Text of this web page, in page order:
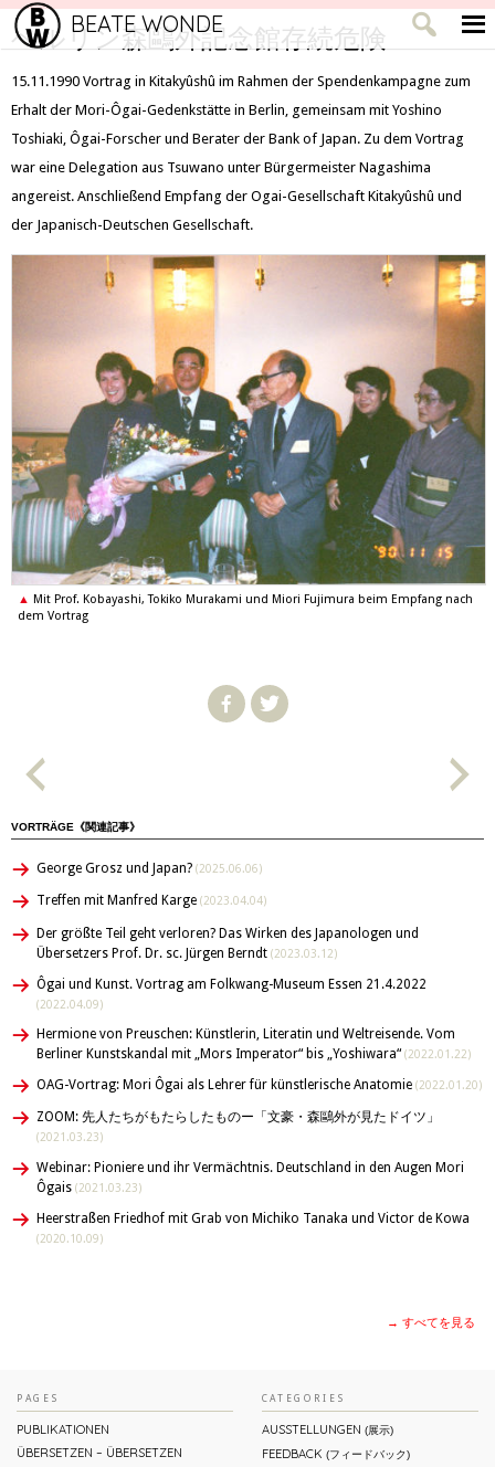
BEATE WONDE
ベルリン森鷗外記念館存続危険
15.11.1990 Vortrag in Kitakyûshû im Rahmen der Spendenkampagne zum
Erhalt der Mori-Ôgai-Gedenkstätte in Berlin, gemeinsam mit Yoshino
Toshiaki, Ôgai-Forscher und Berater der Bank of Japan. Zu dem Vortrag
war eine Delegation aus Tsuwano unter Bürgermeister Nagashima
angereist. Anschließend Empfang der Ogai-Gesellschaft Kitakyûshû und
der Japanisch-Deutschen Gesellschaft.
Mit Prof. Kobayashi, Tokiko Murakami und Miori Fujimura beim Empfang nach
dem Vortrag
VORTRÄGE《関連記事》
George Grosz und Japan? (2025.06.06)
Treffen mit Manfred Karge (2023.04.04)
Der größte Teil geht verloren? Das Wirken des Japanologen und
Übersetzers Prof. Dr. sc. Jürgen Berndt (2023.03.12)
Ôgai und Kunst. Vortrag am Folkwang-Museum Essen 21.4.2022
(2022.04.09)
Hermione von Preuschen: Künstlerin, Literatin und Weltreisende. Vom
Berliner Kunstskandal mit „Mors Imperator“ bis „Yoshiwara“(2022.01.22)
OAG-Vortrag: Mori Ôgai als Lehrer für künstlerische Anatomie (2022.01.20)
ZOOM: 先人たちがもたらしたものー「文豪・森鷗外が⾒たドイツ」
(2021.03.23)
Webinar: Pioniere und ihr Vermächtnis. Deutschland in den Augen Mori
Ôgais (2021.03.23)
Heerstraßen Friedhof mit Grab von Michiko Tanaka und Victor de Kowa
(2020.10.09)
→ すべてを見る
PAGES
PUBLIKATIONEN
ÜBERSETZEN – ÜBERSETZEN
CATEGORIES
AUSSTELLUNGEN (展示)
FEEDBACK (フィードバック)